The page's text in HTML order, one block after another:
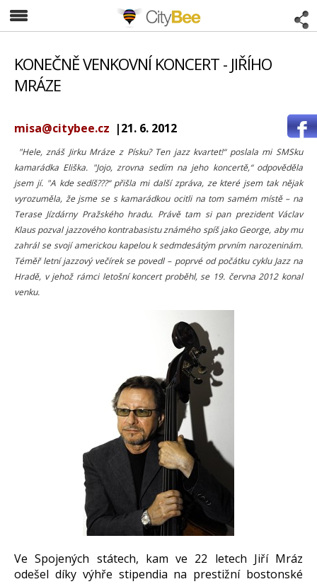
CityBee
KONEČNĚ VENKOVNÍ KONCERT - JIŘÍHO
MRÁZE
misa@citybee.cz |21. 6. 2012
"Hele, znáš Jirku Mráze z Písku? Ten jazz kvartet!“ poslala mi SMSku
kamarádka Eliška. "Jojo, zrovna sedím na jeho koncertě,“ odpověděla
jsem jí. "A kde sedíš???“ přišla mi další zpráva, ze které jsem tak nějak
vyrozuměla, že jsme se s kamarádkou ocitli na tom samém místě – na
Terase Jízdárny Pražského hradu. Právě tam si pan prezident Václav
Klaus pozval jazzového kontrabasistu známého spíš jako George, aby mu
zahrál se svojí americkou kapelou k sedmdesátým prvním narozeninám.
Téměř letní jazzový večírek se povedl – poprvé od počátku cyklu Jazz na
Hradě, v jehož rámci letošní koncert proběhl, se 19. června 2012 konal
venku.
Ve Spojených státech, kam ve 22 letech Jiří Mráz
odešel díky výhře stipendia na prestižní bostonské